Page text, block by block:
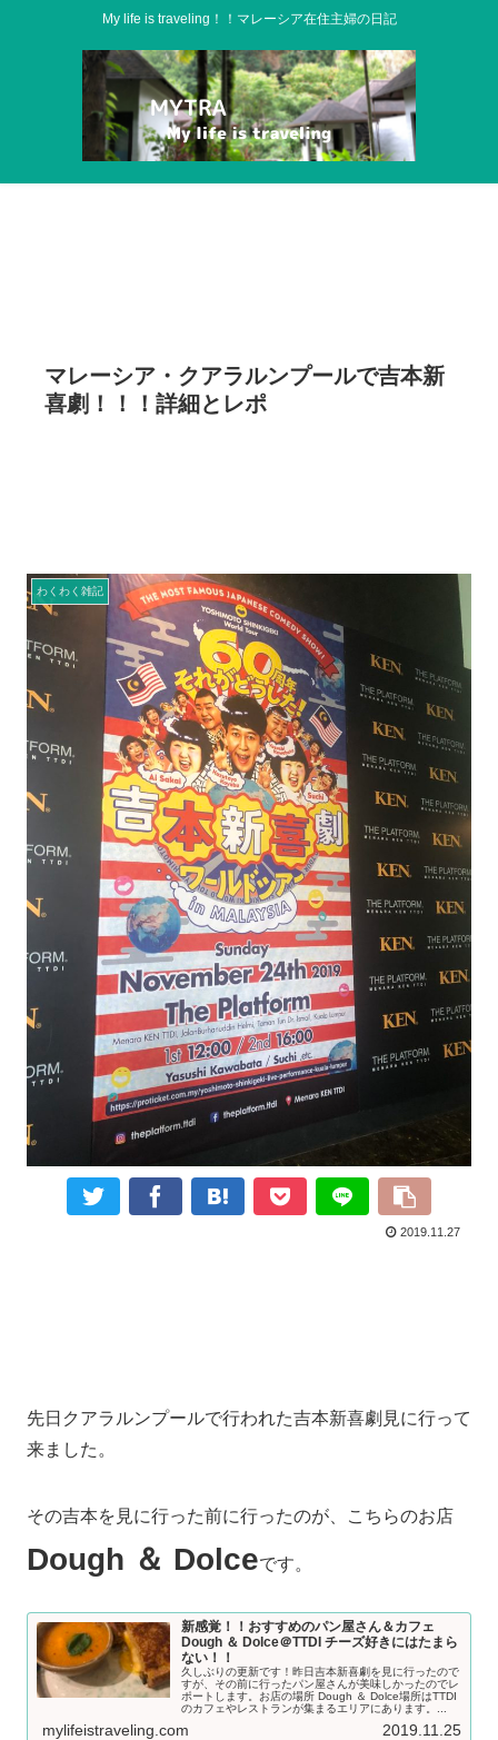
My life is traveling！！マレーシア在住主婦の日記
マレーシア・クアラルンプールで吉本新
喜劇！！！詳細とレポ
わくわく雑記
2019.11.27
先日クアラルンプールで行われた吉本新喜劇見に行って
来ました。
その吉本を見に行った前に行ったのが、こちらのお店
Dough ＆ Dolceです。
新感覚！！おすすめのパン屋さん＆カフェ
Dough ＆ Dolce＠TTDI チーズ好きにはたまら
ない！！
久しぶりの更新です！昨日吉本新喜劇を見に行ったので
すが、その前に行ったパン屋さんが美味しかったのでレ
ポートします。お店の場所 Dough ＆ Dolce場所はTTDI
のカフェやレストランが集まるエリアにあります。...
mylifeistraveling.com 2019.11.25